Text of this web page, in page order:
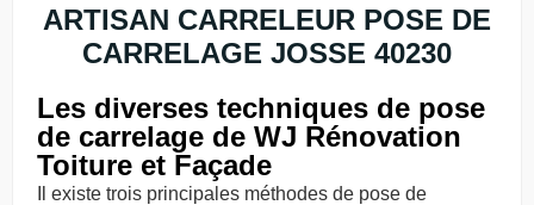
ARTISAN CARRELEUR POSE DE
CARRELAGE JOSSE 40230
Les diverses techniques de pose
de carrelage de WJ Rénovation
Toiture et Façade
Il existe trois principales méthodes de pose de